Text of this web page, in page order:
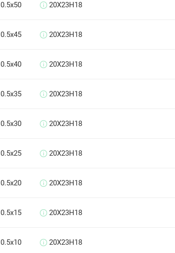
0.5х50 20Х23Н18
0.5х45 20Х23Н18
0.5х40 20Х23Н18
0.5х35 20Х23Н18
0.5х30 20Х23Н18
0.5х25 20Х23Н18
0.5х20 20Х23Н18
0.5х15 20Х23Н18
0.5х10 20Х23Н18